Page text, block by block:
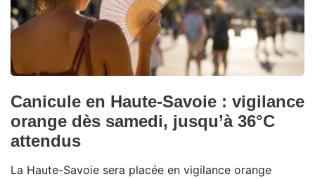
Canicule en Haute-Savoie : vigilance
orange dès samedi, jusqu’à 36°C
attendus
La Haute-Savoie sera placée en vigilance orange